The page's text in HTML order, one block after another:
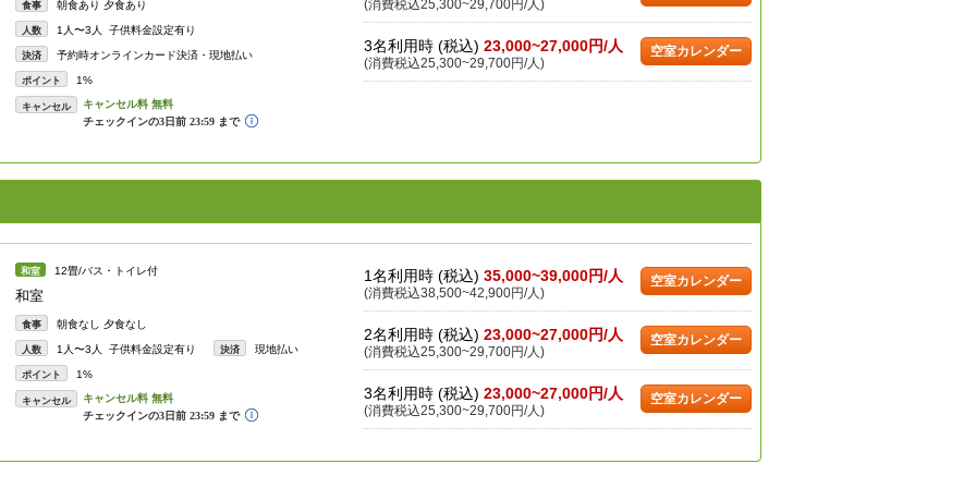
食事 朝食あり 夕食あり
人数 1人〜3人 子供料金設定有り
決済 予約時オンラインカード決済・現地払い
ポイント 1%
キャンセル
(消費税込25,300~29,700円/人)
3名利用時 (税込) 23,000~27,000円/人
(消費税込25,300~29,700円/人)
空室カレンダー
和室 12畳/バス・トイレ付
和室
食事 朝食なし 夕食なし
人数 1人〜3人 子供料金設定有り 決済 現地払い
ポイント 1%
キャンセル
1名利用時 (税込) 35,000~39,000円/人
(消費税込38,500~42,900円/人)
空室カレンダー
2名利用時 (税込) 23,000~27,000円/人
(消費税込25,300~29,700円/人)
空室カレンダー
3名利用時 (税込) 23,000~27,000円/人
(消費税込25,300~29,700円/人)
空室カレンダー